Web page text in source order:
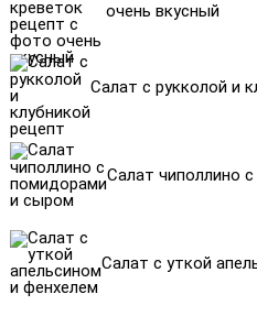
очень вкусный
Салат с рукколой и
Салат чиполлино
Салат с уткой